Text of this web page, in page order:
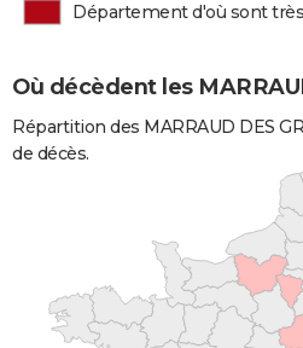
Département d'où sont
Où décèdent les
Répartition des MARRAUD DES
de décès.